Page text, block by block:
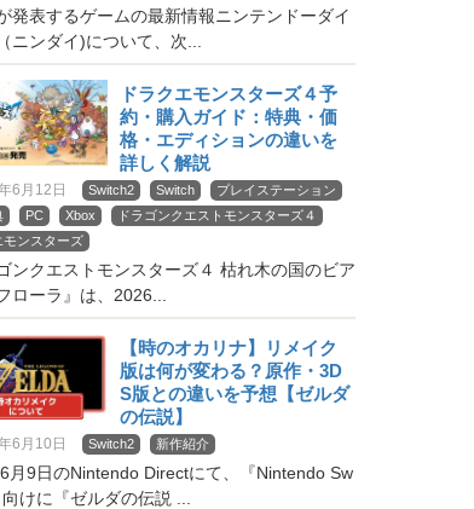
発表するゲームの最新情報ニンテンドーダイ
ニンダイ)について、次...
ドラクエモンスターズ４予
約・購入ガイド：特典・価
格・エディションの違いを
詳しく解説
6月12日 Switch2 Switch
プレイステーション
PC Xbox
ドラゴンクエストモンスターズ４
モンスターズ
ンクエストモンスターズ４ 枯れ木の国のビア
ローラ』は、2026...
【時のオカリナ】リメイク
版は何が変わる？原作・3D
S版との違いを予想【ゼルダ
の伝説】
6月10日 Switch2 新作紹介
月9日のNintendo Directにて、『Nintendo Sw
けに『ゼルダの伝説 ...